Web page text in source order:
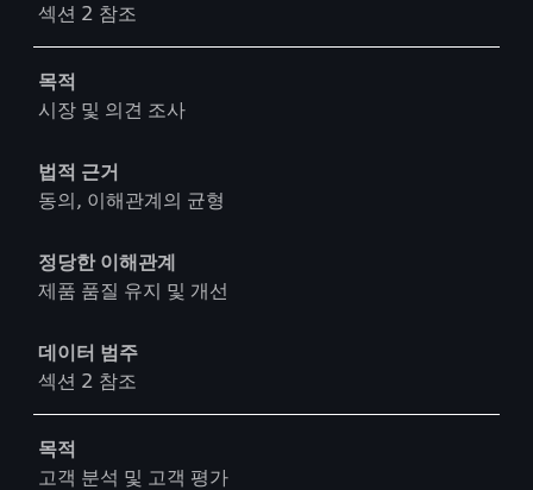
섹션 2 참조
목적
시장 및 의견 조사
법적 근거
동의, 이해관계의 균형
정당한 이해관계
제품 품질 유지 및 개선
데이터 범주
섹션 2 참조
목적
고객 분석 및 고객 평가